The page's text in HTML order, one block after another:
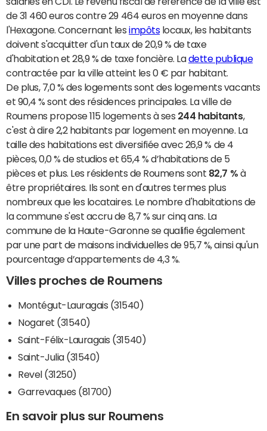
de 31 460 euros contre 29 464 euros en moyenne dans
l'Hexagone. Concernant lesimpôtslocaux, les habitants
doivent s'acquitter d'un taux de 20,9 % de taxe
d'habitation et 28,9 % de taxe foncière. Ladette publique
contractée par la ville atteint les 0 € par habitant.
De plus, 7,0 % des logements sont des logements vacants
et 90,4 % sont des résidences principales. La ville de
Roumens propose 115 logements à ses 244 habitants,
c'est à dire 2,2 habitants par logement en moyenne. La
taille des habitations est diversifiée avec 26,9 % de 4
pièces, 0,0 % de studios et 65,4 % d’habitations de 5
pièces et plus. Les résidents de Roumens sont 82,7 % à
être propriétaires. Ils sont en d'autres termes plus
nombreux que les locataires. Le nombre d'habitations de
la commune s'est accru de 8,7 % sur cinq ans. La
commune de la Haute-Garonne se qualifie également
par une part de maisons individuelles de 95,7 %, ainsi qu'un
pourcentage d’appartements de 4,3 %.
Villes proches de Roumens
Montégut-Lauragais (31540)
Nogaret (31540)
Saint-Félix-Lauragais (31540)
Saint-Julia (31540)
Revel (31250)
Garrevaques (81700)
En savoir plus sur Roumens